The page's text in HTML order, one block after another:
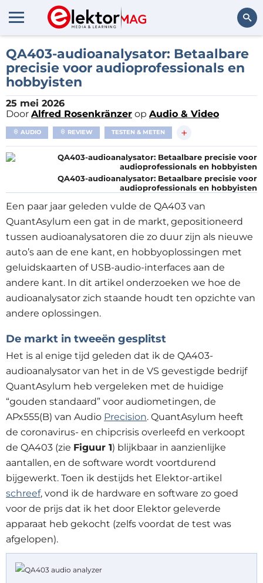
Zoeken
QA403-audioanalysator: Betaalbare
precisie voor audioprofessionals en
hobbyisten
25 mei 2026
Door Alfred Rosenkränzer op Audio & Video
AUDIO REVIEW TESTEN & METEN +
QA403-audioanalysator: Betaalbare precisie voor
audioprofessionals en hobbyisten
Een paar jaar geleden vulde de QA403 van
QuantAsylum een gat in de markt, gepositioneerd
tussen audioanalysatoren die zo duur zijn als nieuwe
auto’s aan de ene kant, en hobbyoplossingen met
geluidskaarten of USB-audio-interfaces aan de
andere kant. In dit artikel onderzoeken we hoe de
audioanalysator zich staande houdt ten opzichte van
andere oplossingen.
De markt in tweeën gesplitst
Het is al enige tijd geleden dat ik de QA403-
audioanalysator van het in de VS gevestigde bedrijf
QuantAsylum heb vergeleken met de huidige
“gouden standaard” voor audiometingen, de
APx555(B) van Audio Precision. QuantAsylum heeft
de coronavirus- en chipcrisis overleefd en verkoopt
de QA403 (zie Figuur 1) blijkbaar in aanzienlijke
aantallen, en de software wordt voortdurend
bijgewerkt. Toen ik destijds het Elektor-artikel
schreef, vond ik de hardware en software zo goed
voor de prijs dat ik het door Elektor geleverde
apparaat heb gekocht (zelfs voordat de test was
afgelopen).